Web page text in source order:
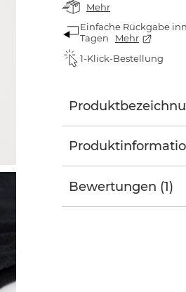
Mehr
Einfache Rückgabe
Tagen
Mehr
1-Klick-Bestellung
Bewertungen (1)